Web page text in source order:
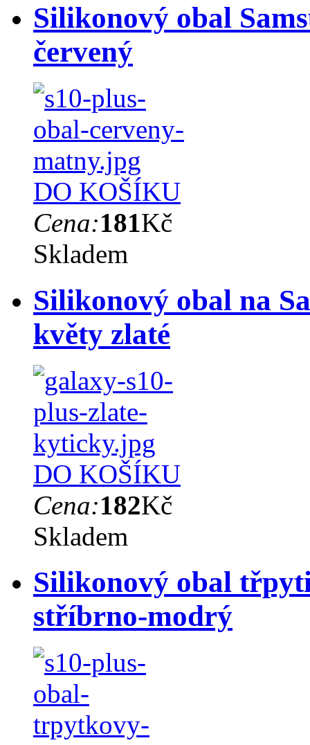
Silikonový obal
červený
DO KOŠÍKU
Cena:181Kč
Skladem
Silikonový obal na
květy zlaté
DO KOŠÍKU
Cena:182Kč
Skladem
Silikonový obal
stříbrno-modrý